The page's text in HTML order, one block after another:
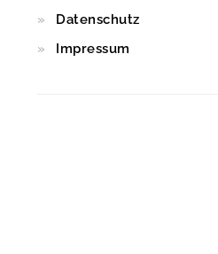
Datenschutz
Impressum